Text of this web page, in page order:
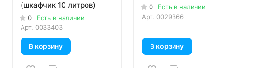
(шкафчик 10 литров)
0
Есть в наличии
Арт. 0033403
В корзину
0
Есть в наличии
Арт. 0029366
В корзину